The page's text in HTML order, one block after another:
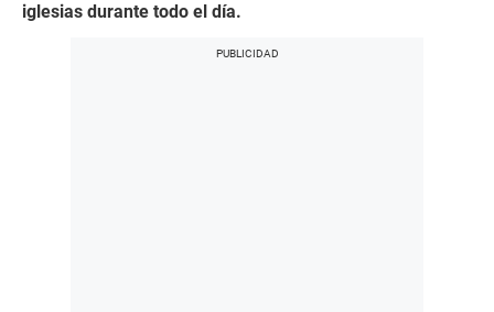
iglesias durante todo el día.